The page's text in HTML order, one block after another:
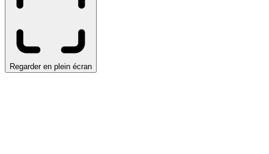
Regarder en plein écran